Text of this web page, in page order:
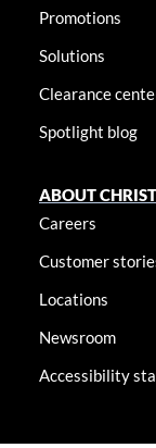
Promotions
Solutions
Clearance
Spotlight blog
ABOUT
Careers
Customer
Locations
Newsroom
Accessibility